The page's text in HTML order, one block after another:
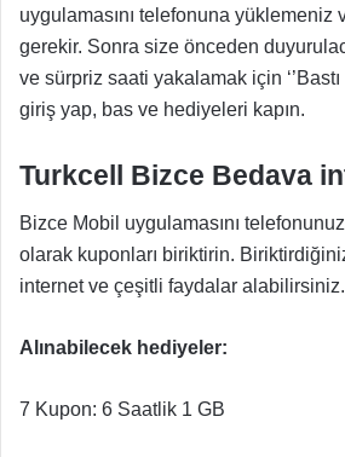
uygulamasını telefonuna yüklemeniz
gerekir. Sonra size önceden
ve sürpriz saati yakalamak için ‘’Bastı
giriş yap, bas ve hediyeleri kapın.
Turkcell Bizce Bedava
Bizce Mobil uygulamasını
olarak kuponları biriktirin.
internet ve çeşitli faydalar alabilirsiniz.
Alınabilecek hediyeler:
7 Kupon: 6 Saatlik 1 GB